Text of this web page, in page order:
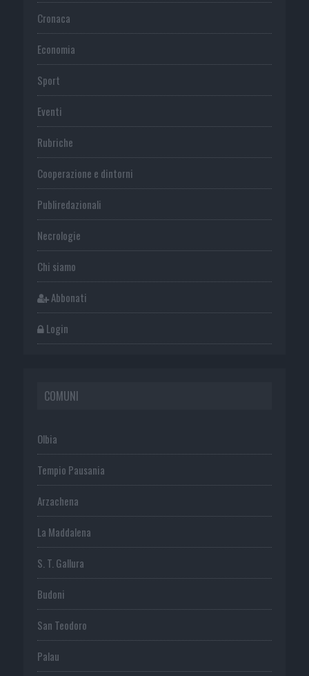
Cronaca
Economia
Sport
Eventi
Rubriche
Cooperazione e dintorni
Publiredazionali
Necrologie
Chi siamo
Abbonati
Login
COMUNI
Olbia
Tempio Pausania
Arzachena
La Maddalena
S. T. Gallura
Budoni
San Teodoro
Palau